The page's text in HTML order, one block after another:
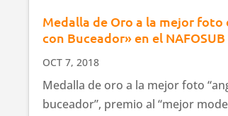
Medalla de Oro a la mejor foto
con Buceador» en el NAFOSUB
OCT 7, 2018
Medalla de oro a la mejor foto
buceador”, premio al “mejor